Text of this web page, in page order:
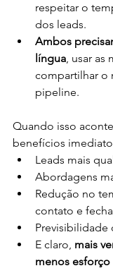
respeitar o
dos leads.
Ambos
língua, usar as
compartilhar o
pipeline.
Quando isso
benefícios
Leads mais
Abordagens
Redução no
contato e
Previsibilidade
E claro, mais
menos